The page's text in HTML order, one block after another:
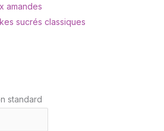
amandes
sucrés classiques